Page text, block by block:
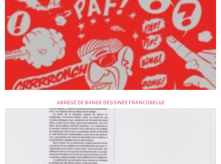
ABRÉGÉ DE BANDE DESSINÉE FRANCOBELGE